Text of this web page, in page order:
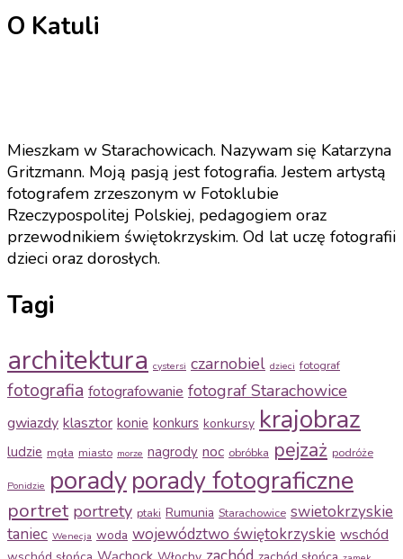
O Katuli
Mieszkam w Starachowicach. Nazywam się Katarzyna
Gritzmann. Moją pasją jest fotografia. Jestem artystą
fotografem zrzeszonym w Fotoklubie
Rzeczypospolitej Polskiej, pedagogiem oraz
przewodnikiem świętokrzyskim. Od lat uczę fotografii
dzieci oraz dorosłych.
Tagi
architektura cystersi czarnobiel dzieci fotograf
fotografia fotografowanie fotograf Starachowice
gwiazdy klasztor konie konkurs konkursy krajobraz
ludzie mgła miasto morze nagrody noc obróbka pejzaż podróże
Ponidzie poradyporady fotograficzne
portret portrety ptaki Rumunia Starachowice swietokrzyskie
taniec Wenecja woda województwo świętokrzyskie wschód